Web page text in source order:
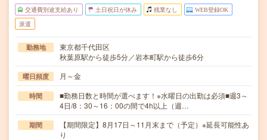
交通費別途支給あり 土日祝日が休み 残業なし WEB登録OK
派遣
勤務地
東京都千代田区
秋葉原駅から徒歩5分／岩本町駅から徒歩6分
曜日頻度 月～金
時間
■勤務日数と時間が選べます！※水曜日の出勤は必須■週3～
4日/8：30～16：00の間で4h以上（週…
期間
【期間限定】8月17日～11月末まで（予定）※延長可能性あ
り